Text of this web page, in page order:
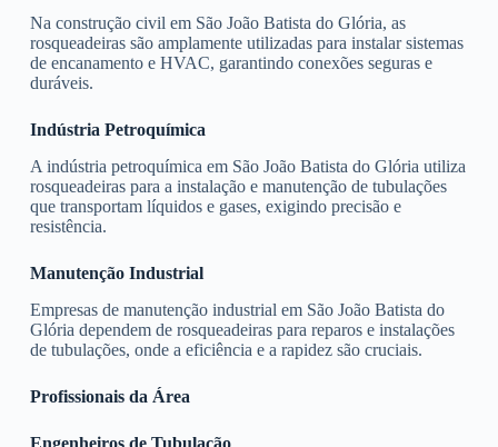
Na construção civil em São João Batista do Glória, as
rosqueadeiras são amplamente utilizadas para instalar sistemas
de encanamento e HVAC, garantindo conexões seguras e
duráveis.
Indústria Petroquímica
A indústria petroquímica em São João Batista do Glória utiliza
rosqueadeiras para a instalação e manutenção de tubulações
que transportam líquidos e gases, exigindo precisão e
resistência.
Manutenção Industrial
Empresas de manutenção industrial em São João Batista do
Glória dependem de rosqueadeiras para reparos e instalações
de tubulações, onde a eficiência e a rapidez são cruciais.
Profissionais da Área
Engenheiros de Tubulação